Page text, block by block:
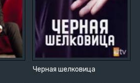
Черная шелковица